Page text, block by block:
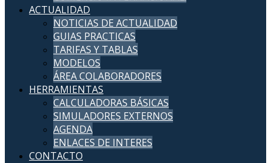
ACTUALIDAD
NOTICIAS DE ACTUALIDAD
GUIAS PRACTICAS
TARIFAS Y TABLAS
MODELOS
ÁREA COLABORADORES
HERRAMIENTAS
CALCULADORAS BÁSICAS
SIMULADORES EXTERNOS
AGENDA
ENLACES DE INTERES
CONTACTO